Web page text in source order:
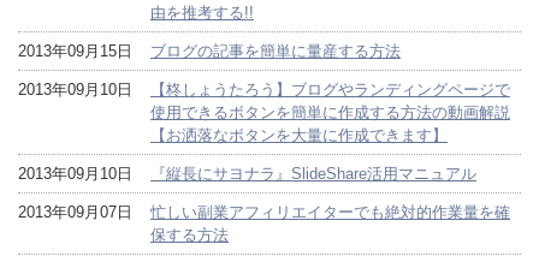
由を推考する!!
2013年09月15日 ブログの記事を簡単に量産する方法
2013年09月10日
【柊しょうたろう】ブログやランディングページで
使用できるボタンを簡単に作成する方法の動画解説
【お洒落なボタンを大量に作成できます】
2013年09月10日 『縦長にサヨナラ』SlideShare活用マニュアル
2013年09月07日
忙しい副業アフィリエイターでも絶対的作業量を確
保する方法